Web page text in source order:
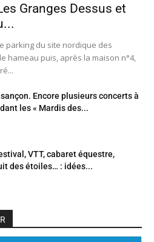
Granges Dessus et
parking du site nordique des
hameau puis, après la maison n°4,
Encore plusieurs concerts à
les « Mardis des...
VTT, cabaret équestre,
des étoiles… : idées...